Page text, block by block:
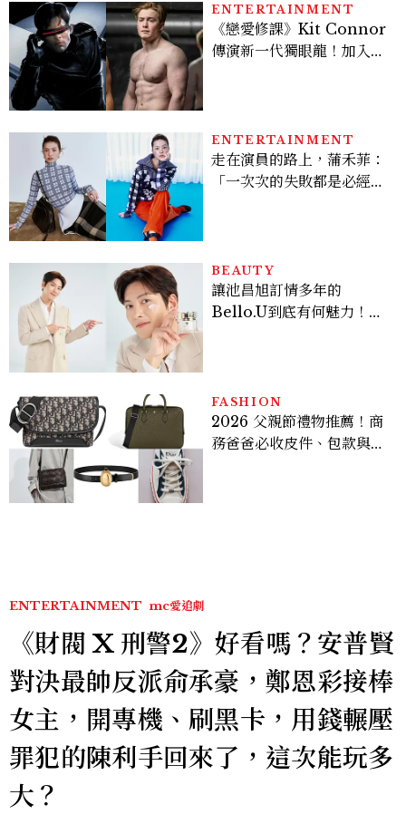
ENTERTAINMENT
《戀愛修課》Kit Connor
傳演新一代獨眼龍！加入新
ENTERTAINMENT
走在演員的路上，蒲禾菲：
「一次次的失敗都是必經過
BEAUTY
讓池昌旭訂情多年的
Bello.U到底有何魅力！揭
倦感，超神！
FASHION
2026 父親節禮物推薦！商
務爸爸必收皮件、包款與鞋
ENTERTAINMENT mc愛追劇
《財閥 X 刑警2》好看嗎？安普賢
對決最帥反派俞承豪，鄭恩彩接棒
女主，開專機、刷黑卡，用錢輾壓
罪犯的陳利手回來了，這次能玩多
大？